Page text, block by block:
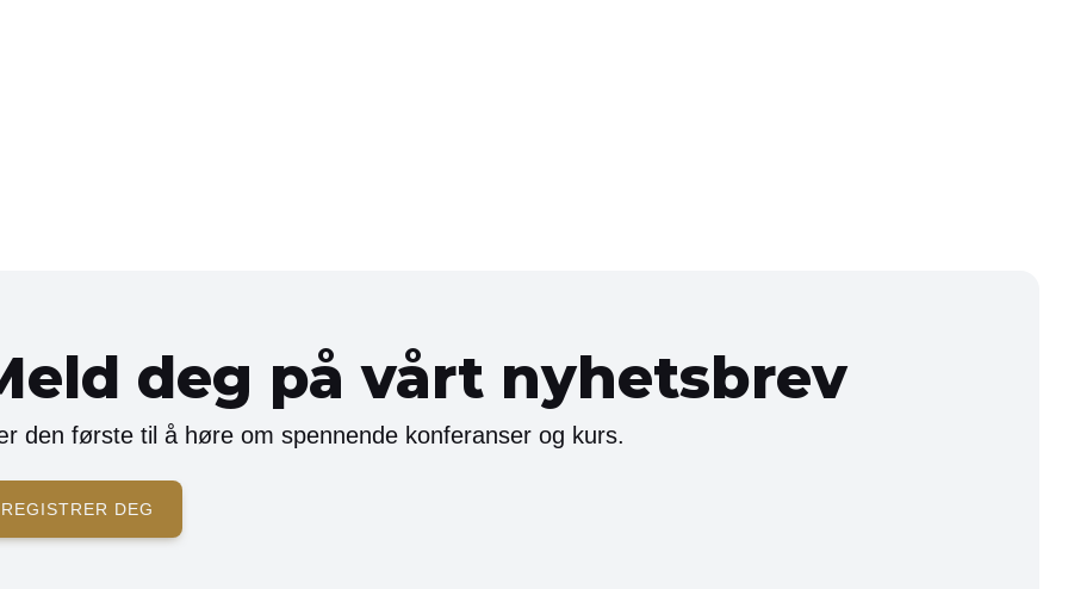
deg på vårt nyhetsbrev
den første til å høre om spennende konferanser og kurs.
REGISTRER DEG